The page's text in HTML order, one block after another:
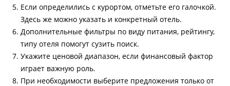
Если определились с курортом, отметьте его галочкой.
Здесь же можно указать и конкретный отель.
Дополнительные фильтры по виду питания, рейтингу,
типу отеля помогут сузить поиск.
Укажите ценовой диапазон, если финансовый фактор
играет важную роль.
При необходимости выберите предложения только от